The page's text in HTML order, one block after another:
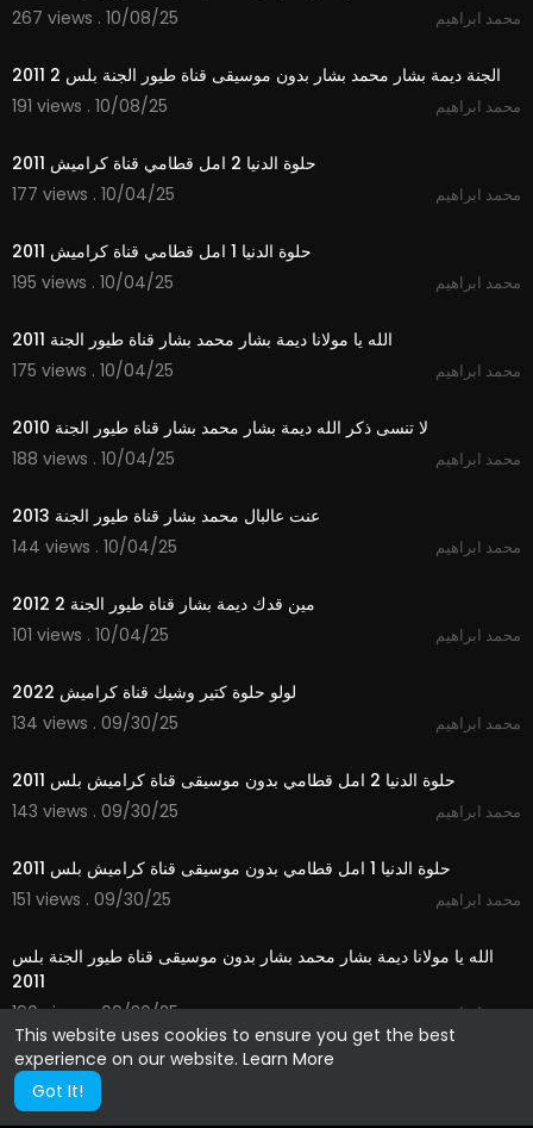
This website uses cookies to ensure you get the best
experience on our website. Learn More
Got It!
267 views . 10/08/25
محمد ابراهيم
الجنة ديمة بشار محمد بشار بدون موسيقى قناة طيور الجنة بلس 2 2011
191 views . 10/08/25
محمد ابراهيم
حلوة الدنيا 2 امل قطامي قناة كراميش 2011
177 views . 10/04/25
محمد ابراهيم
حلوة الدنيا 1 امل قطامي قناة كراميش 2011
195 views . 10/04/25
محمد ابراهيم
الله يا مولانا ديمة بشار محمد بشار قناة طيور الجنة 2011
175 views . 10/04/25
محمد ابراهيم
لا تنسى ذكر الله ديمة بشار محمد بشار قناة طيور الجنة 2010
188 views . 10/04/25
محمد ابراهيم
عنت عالبال محمد بشار قناة طيور الجنة 2013
144 views . 10/04/25
محمد ابراهيم
مين قدك ديمة بشار قناة طيور الجنة 2 2012
101 views . 10/04/25
محمد ابراهيم
لولو حلوة كتير وشيك قناة كراميش 2022
134 views . 09/30/25
محمد ابراهيم
حلوة الدنيا 2 امل قطامي بدون موسيقى قناة كراميش بلس 2011
143 views . 09/30/25
محمد ابراهيم
حلوة الدنيا 1 امل قطامي بدون موسيقى قناة كراميش بلس 2011
151 views . 09/30/25
محمد ابراهيم
الله يا مولانا ديمة بشار محمد بشار بدون موسيقى قناة طيور الجنة بلس
2011
190 views . 09/30/25
محمد ابراهيم